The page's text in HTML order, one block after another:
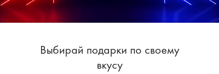
Выбирай подарки по своему
вкусу